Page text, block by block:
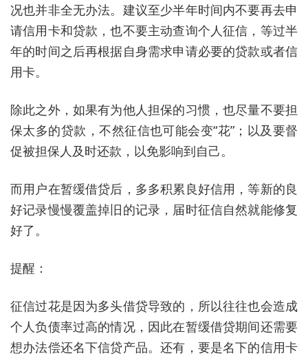
况也并非全无办法。建议至少半年时间内不要再去申
请信用卡和贷款，也不要主动查询个人征信，等过半
年的时间之后再根据自身需求申请必要的贷款或者信
用卡。
除此之外，如果有为他人担保的习惯，也尽量不要担
保太多的贷款，不然征信也可能会变“花”；以及要督
促被担保人及时还款，以免影响到自己。
而用户在暂缓借贷后，多多积累良好信用，等新的良
好记录慢慢覆盖掉旧的记录，届时征信自然就能修复
好了。
提醒：
征信过花是因为多头借贷导致的，所以往往也会造成
个人负债率过高的情况，因此在暂缓借贷期间还需要
想办法偿还名下信贷产品。还有，要是名下的信用卡